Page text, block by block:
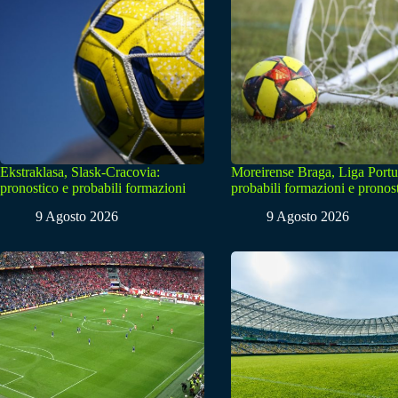
Ekstraklasa, Slask-Cracovia:
pronostico e probabili formazioni
9 Agosto 2026
Moreirense Braga, Liga
probabili formazioni e
9 Agosto 2026